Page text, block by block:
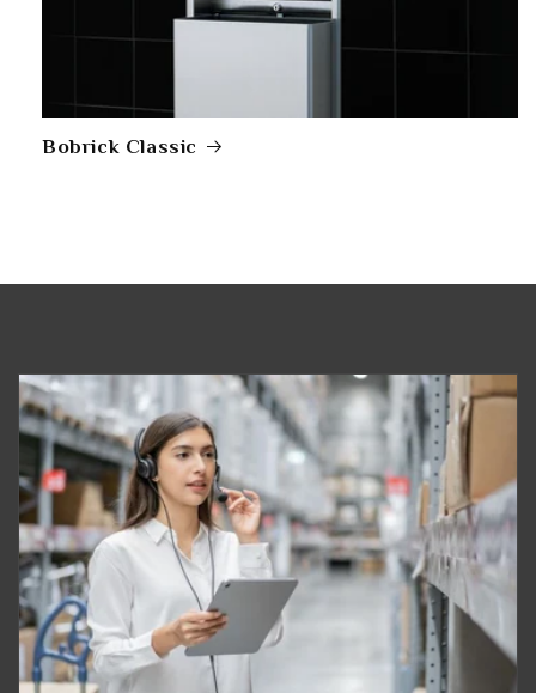
Bobrick Classic